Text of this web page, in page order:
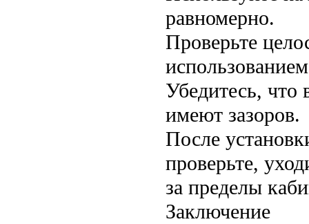
равномерно.
Проверьте
Убедитесь, что
имеют зазоров.
После
проверьте,
за пределы
Заключение